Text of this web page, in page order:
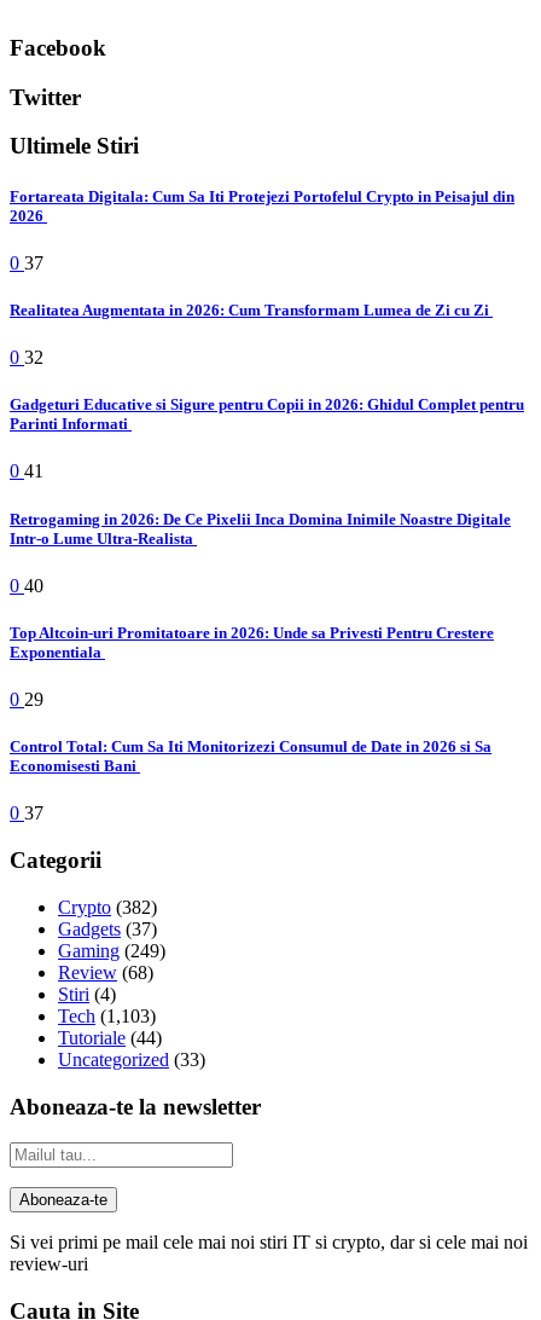
Facebook
Twitter
Ultimele Stiri
Fortareata Digitala: Cum Sa Iti Protejezi Portofelul Crypto in Peisajul din
2026
0 37
Realitatea Augmentata in 2026: Cum Transformam Lumea de Zi cu Zi
0 32
Gadgeturi Educative si Sigure pentru Copii in 2026: Ghidul Complet pentru
Parinti Informati
0 41
Retrogaming in 2026: De Ce Pixelii Inca Domina Inimile Noastre Digitale
Intr-o Lume Ultra-Realista
0 40
Top Altcoin-uri Promitatoare in 2026: Unde sa Privesti Pentru Crestere
Exponentiala
0 29
Control Total: Cum Sa Iti Monitorizezi Consumul de Date in 2026 si Sa
Economisesti Bani
0 37
Categorii
Crypto (382)
Gadgets (37)
Gaming (249)
Review (68)
Stiri (4)
Tech (1,103)
Tutoriale (44)
Uncategorized (33)
Aboneaza-te la newsletter
Si vei primi pe mail cele mai noi stiri IT si crypto, dar si cele mai noi
review-uri
Cauta in Site